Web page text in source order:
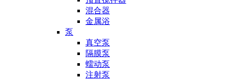
混合器
金属浴
泵
真空泵
隔膜泵
蠕动泵
注射泵